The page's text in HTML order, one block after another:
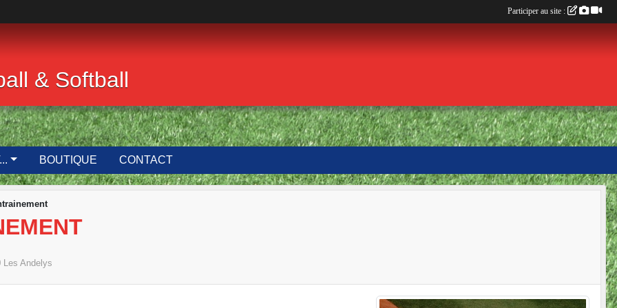
& Softball
BOUTIQUE CONTACT
Les Andelys
Participer au site :